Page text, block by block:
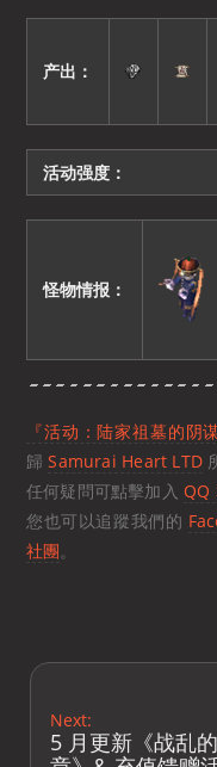
产出：
活动强度：
怪物情报：
『活动：陆家祖墓的阴
歸Samurai Heart LTD
任何疑問可點擊加入 QQ
您也可以追蹤我們的
社團。
Next:
5 月更新《战乱